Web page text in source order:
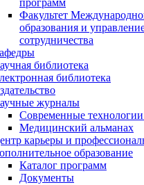
Факультет
образования и
сотрудничества
библиотека
библиотека
журналы
Современные
Медицинский альманах
карьеры и
образование
Каталог программ
Документы